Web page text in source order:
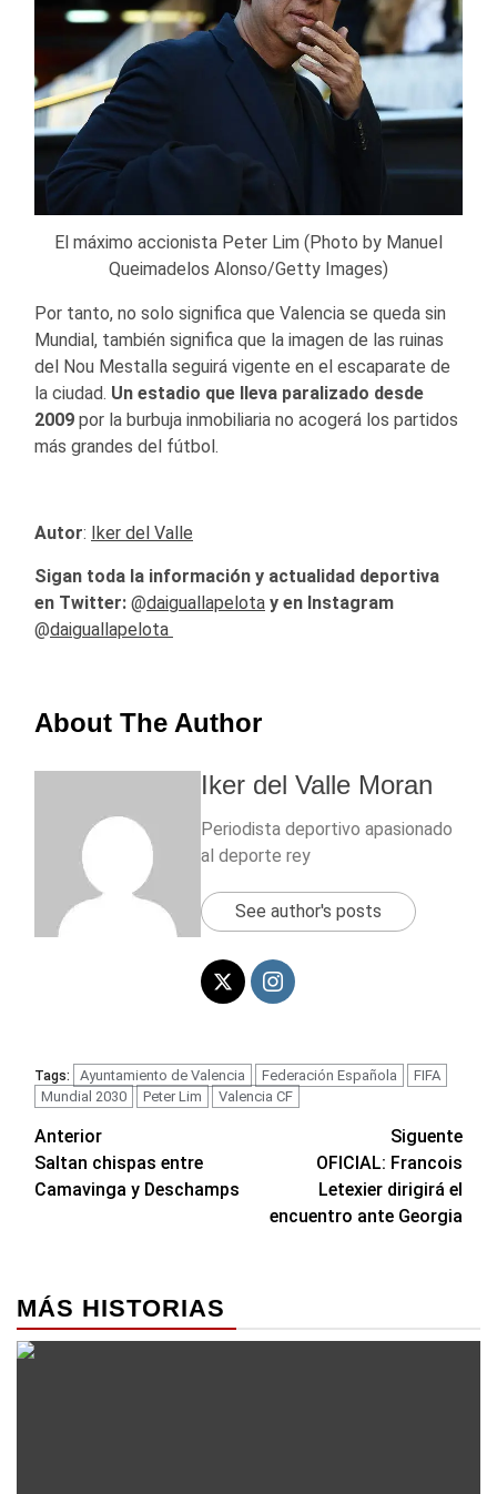
El máximo accionista Peter Lim (Photo by Manuel
Queimadelos Alonso/Getty Images)
Por tanto, no solo significa que Valencia se queda sin
Mundial, también significa que la imagen de las ruinas
del Nou Mestalla seguirá vigente en el escaparate de
la ciudad. Un estadio que lleva paralizado desde
2009 por la burbuja inmobiliaria no acogerá los partidos
más grandes del fútbol.
Autor: Iker del Valle
Sigan toda la información y actualidad deportiva
en Twitter: @daiguallapelota y en Instagram
@daiguallapelota
About The Author
Iker del Valle Moran
Periodista deportivo apasionado
al deporte rey
See author's posts
Tags: Ayuntamiento de Valencia Federación Española
FIFA
Mundial 2030
Peter Lim Valencia CF
Navegación
de
Anterior
Saltan chispas entre
Camavinga y Deschamps
Siguente
OFICIAL: Francois
Letexier dirigirá el
encuentro ante Georgia
MÁS HISTORIAS